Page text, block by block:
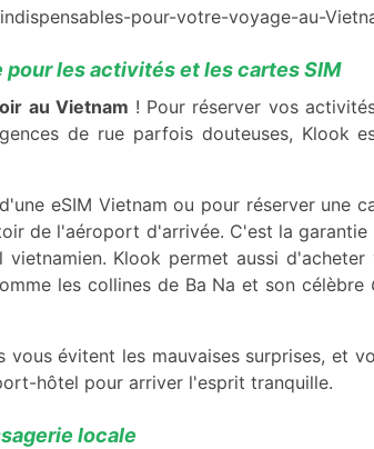
pour les activités et les cartes SIM
au Vietnam ! Pour réserver vos
de rue parfois douteuses, Klook
eSIM Vietnam ou pour réserver une
de l'aéroport d'arrivée. C'est la
vietnamien. Klook permet aussi
les collines de Ba Na et son célèbre
évitent les mauvaises surprises, et
hôtel pour arriver l'esprit tranquille.
locale